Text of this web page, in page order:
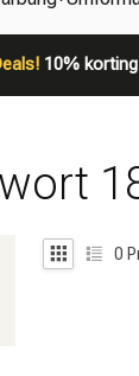
10% korting
0